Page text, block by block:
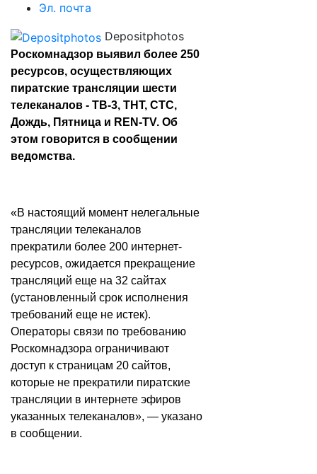
Эл. почта
Depositphotos
Роскомнадзор выявил более 250
ресурсов, осуществляющих
пиратские трансляции шести
телеканалов - ТВ-3, ТНТ, СТС,
Дождь, Пятница и REN-TV. Об
этом говорится в сообщении
ведомства.
«В настоящий момент нелегальные
трансляции телеканалов
прекратили более 200 интернет-
ресурсов, ожидается прекращение
трансляций еще на 32 сайтах
(установленный срок исполнения
требований еще не истек).
Операторы связи по требованию
Роскомнадзора ограничивают
доступ к страницам 20 сайтов,
которые не прекратили пиратские
трансляции в интернете эфиров
указанных телеканалов», — указано
в сообщении.